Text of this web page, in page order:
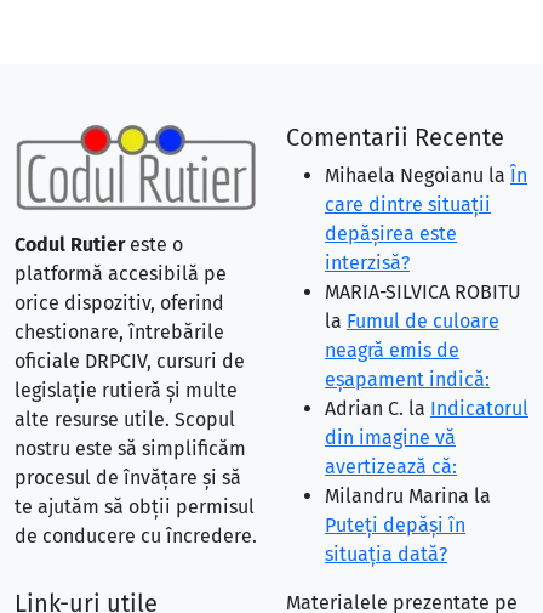
Codul Rutiereste o
platformă accesibilă pe
orice dispozitiv, oferind
chestionare, întrebările
oficiale DRPCIV, cursuri de
legislație rutieră și multe
alte resurse utile. Scopul
nostru este să simplificăm
procesul de învățare și să
te ajutăm să obții permisul
de conducere cu încredere.
Comentarii Recente
Mihaela Negoianu la În
care dintre situaţii
depăşirea este
interzisă?
MARIA-SILVICA ROBITU
la Fumul de culoare
neagră emis de
eşapament indică:
Adrian C. la Indicatorul
din imagine vă
avertizează că:
Milandru Marina la
Puteţi depăşi în
situaţia dată?
Link-uri utile
Materialele prezentate pe